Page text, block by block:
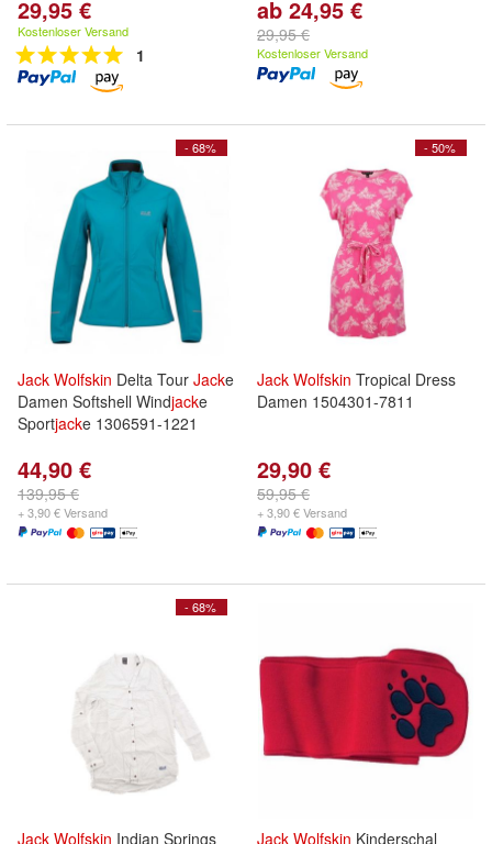
29,95 €
Kostenloser Versand
1
ab 24,95 €
29,95 €
Kostenloser Versand
- 68%
Jack Wolfskin Delta Tour Jacke
Damen Softshell Windjacke
Sportjacke 1306591-1221
44,90 €
139,95 €
+ 3,90 € Versand
- 50%
Jack Wolfskin Tropical Dress
Damen 1504301-7811
29,90 €
59,95 €
+ 3,90 € Versand
- 68%
Jack Wolfskin Indian Springs Jack Wolfskin Kinderschal